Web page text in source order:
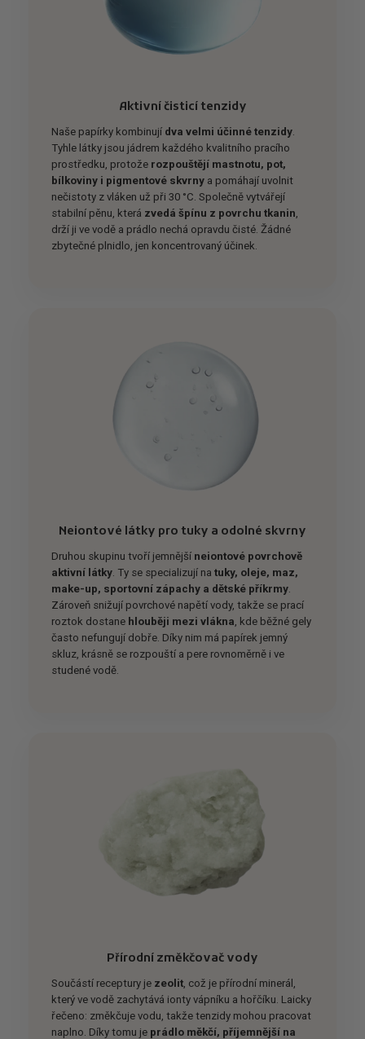
Aktivní čisticí tenzidy
Naše papírky kombinují dva velmi účinné tenzidy.
Tyhle látky jsou jádrem každého kvalitního pracího
prostředku, protože rozpouštějí mastnotu, pot,
bílkoviny i pigmentové skvrny a pomáhají uvolnit
nečistoty z vláken už při 30 °C. Společně vytvářejí
stabilní pěnu, která zvedá špínu z povrchu tkanin,
drží ji ve vodě a prádlo nechá opravdu čisté. Žádné
zbytečné plnidlo, jen koncentrovaný účinek.
Neiontové látky pro tuky a odolné skvrny
Druhou skupinu tvoří jemnější neiontové povrchově
aktivní látky . Ty se specializují na tuky, oleje, maz,
make-up, sportovní zápachy a dětské příkrmy
Zároveň snižují povrchové napětí vody, takže se prací
roztok dostane hlouběji mezi vlákna , kde běžné gely
často nefungují dobře. Díky nim má papírek jemný
skluz, krásně se rozpouští a pere rovnoměrně i ve
studené vodě.
Přírodní změkčovač vody
Součástí receptury je zeolit, což je přírodní minerál,
který ve vodě zachytává ionty vápníku a hořčíku. Laicky
řečeno: změkčuje vodu, takže tenzidy mohou pracovat
naplno. Díky tomu je prádlo měkčí, příjemnější na